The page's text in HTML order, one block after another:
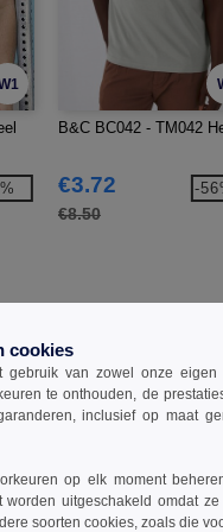
B&C BC042 - TM042
€3.72
€8.50
-
BC805
cookies
gebruik van zowel onze
te onthouden, de
inclusief op maat
op elk moment
worden uitgeschakeld omdat
soorten cookies, zoals die